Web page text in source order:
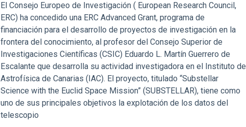
El Consejo Europeo de Investigación ( European Research Council,
ERC) ha concedido una ERC Advanced Grant, programa de
financiación para el desarrollo de proyectos de investigación en la
frontera del conocimiento, al profesor del Consejo Superior de
Investigaciones Científicas (CSIC) Eduardo L. Martín Guerrero de
Escalante que desarrolla su actividad investigadora en el Instituto de
Astrofísica de Canarias (IAC). El proyecto, titulado “Substellar
Science with the Euclid Space Mission” (SUBSTELLAR), tiene como
uno de sus principales objetivos la explotación de los datos del
telescopio